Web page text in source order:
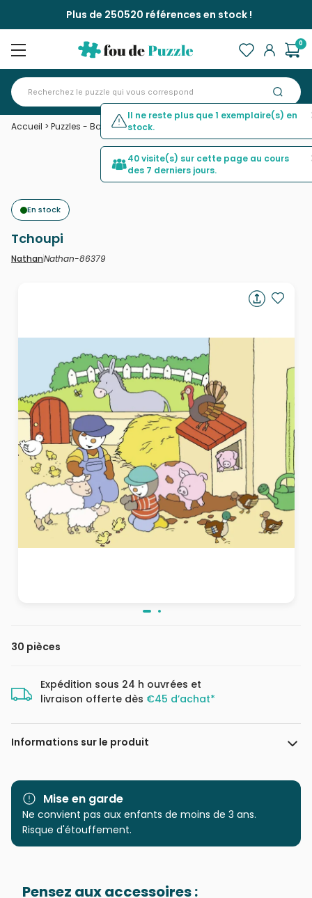
Plus de 250520 références en stock !
0
Accueil > Puzzles - Bandes Dessinées et Dessins Animés
En stock
Tchoupi
NathanNathan-86379
30 pièces
Expédition sous 24 h ouvrées et
livraison offerte dès €45 d’achat*
Informations sur le produit
Marque Nathan
Catégorie
Puzzles - Bandes Dessinées
Mise en garde
Ne convient pas aux enfants de moins de 3 ans.
Risque d'étouffement.
Pensez aux accessoires :
Il ne reste plus que 1 exemplaire(s) en
stock.
40 visite(s) sur cette page au cours
des 7 derniers jours.